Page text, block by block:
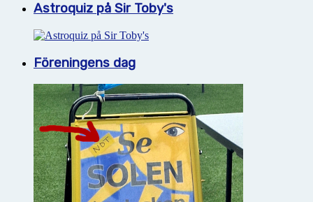
Astroquiz på Sir Toby's
Föreningens dag